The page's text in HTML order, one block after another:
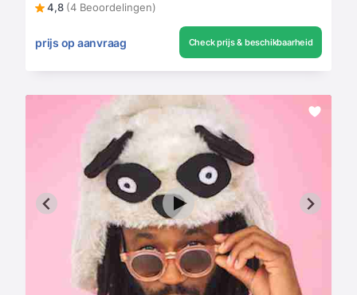
4,8 (4 Beoordelingen)
prijs op aanvraag Check prijs & beschikbaarheid